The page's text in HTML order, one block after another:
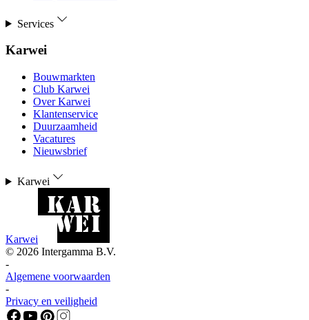
Services
Karwei
Bouwmarkten
Club Karwei
Over Karwei
Klantenservice
Duurzaamheid
Vacatures
Nieuwsbrief
Karwei
Karwei
© 2026 Intergamma B.V.
-
Algemene voorwaarden
-
Privacy en veiligheid